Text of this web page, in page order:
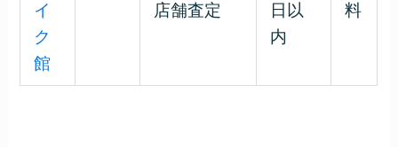
イ
ク
館
店舗査定
日以
内
料